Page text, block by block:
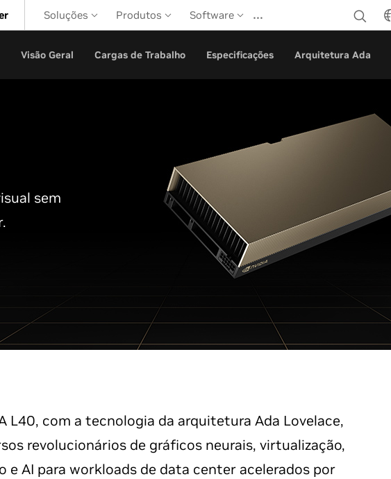
Soluções Produtos Software …
Visão Geral Cargas de Trabalho Especificações Arquitetura Ada
sem
L40, com a tecnologia da arquitetura Ada Lovelace,
revolucionários de gráficos neurais, virtualização,
e AI para workloads de data center acelerados por